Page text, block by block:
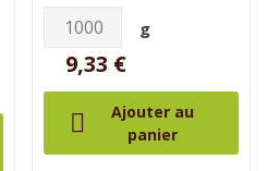
g
9,33 €

Ajouter au
panier